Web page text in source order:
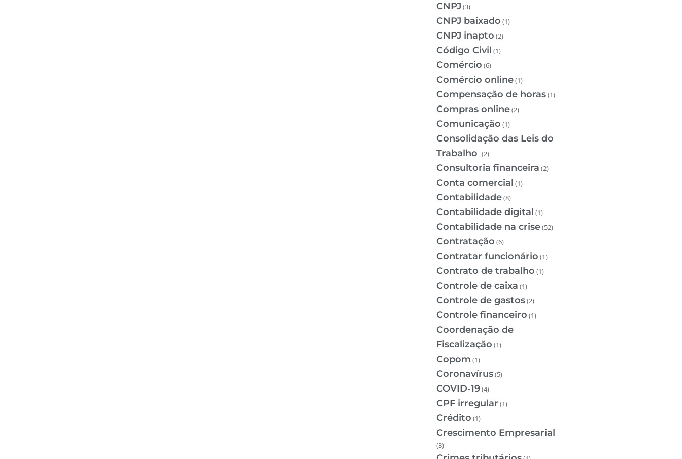
CNPJ (3)
CNPJ baixado (1)
CNPJ inapto (2)
Código Civil (1)
Comércio (6)
Comércio online(1)
Compensação de horas(1)
Compras online(2)
Comunicação (1)
Consolidação das Leis do
Trabalho (2)
Consultoria financeira (2)
Conta comercial (1)
Contabilidade(8)
Contabilidade digital (1)
Contabilidade na crise(52)
Contratação (6)
Contratar funcionário (1)
Contrato de trabalho (1)
Controle de caixa (1)
Controle de gastos(2)
Controle financeiro (1)
Coordenação de
Fiscalização (1)
Copom (1)
Coronavírus(5)
COVID-19(4)
CPF irregular (1)
Crédito (1)
Crescimento Empresarial
(3)